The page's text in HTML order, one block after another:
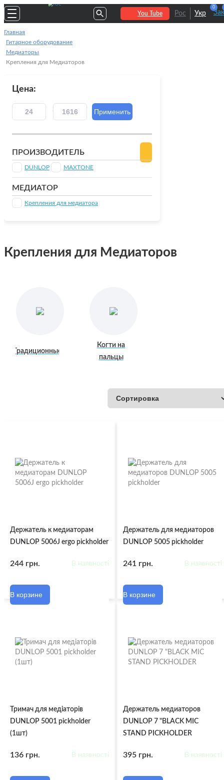
You Tube Рос Укр
0
Главная
Гитарное оборудование
Медиаторы
Крепления для Медиаторов
Цена:
ПРОИЗВОДИТЕЛЬ
DUNLOP MAXTONE
МЕДИАТОР
Крепления для медиатора
Крепления для Медиаторов
Традиционные
Когти на
пальцы
Держатель к медиаторам
DUNLOP 5006J ergo pickholder
244 грн. В наявності
В корзине
Держатель для медиаторов
DUNLOP 5005 pickholder
241 грн. В наявності
В корзине
Тримач для медіаторів
DUNLOP 5001 pickholder
(1шт)
136 грн. В наявності
Держатель медиаторов
DUNLOP 7 "BLACK MIC
STAND PICKHOLDER
395 грн. В наявності